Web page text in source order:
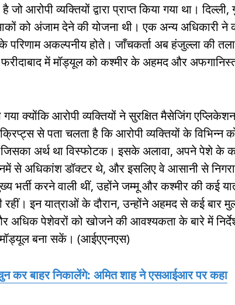
आरोपी व्यक्तियों द्वारा प्राप्त किया गया था। दिल्ली,
को अंजाम देने की योजना थी। एक अन्य अधिकारी ने
परिणाम अकल्पनीय होते। जाँचकर्ता अब हंजुल्ला की
में मॉड्यूल को कश्मीर के अहमद और
क्योंकि आरोपी व्यक्तियों ने सुरक्षित मैसेजिंग
से पता चलता है कि आरोपी व्यक्तियों के विभिन्न
अर्थ था विस्फोटक। इसके अलावा, अपने पेशे के
से अधिकांश डॉक्टर थे, और इसलिए वे आसानी से
भर्ती करने वाली थीं, उहोंने जम्मू और कश्मीर की कई
इन यात्राओं के दौरान, उन्होंने अहमद से कई बार
अधिक पेशेवरों को खोजने की आवश्यकता के बारे में
मॉड्यूल बना सकें। (आईएएनएस)
कर बाहर निकालेंगे: अमित शाह ने एसआईआर पर कहा